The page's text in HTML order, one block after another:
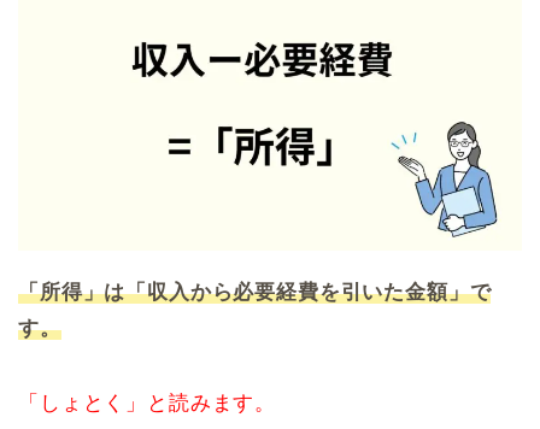
「所得」は「収入から必要経費を引いた金額」で
す。
「しょとく」と読みます。